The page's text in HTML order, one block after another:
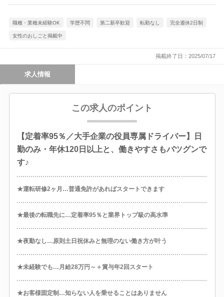
職種・業種未経験OK 学歴不問 第二新卒歓迎 転勤なし 完全週休2日制
女性のおしごと掲載中
掲載終了日：2025/07/17
求人情報
この求人のポイント
【定着率95％／大手企業の役員専属ドライバー】日
勤のみ・年休120日以上と、働きやすさもバツグンで
す♪
★運転研修2ヶ月…普通免許があればスタートできます
★最後の転職先に…定着率95％と業界トップ級の高水準
★夜勤なし…原則土日祝休みと無理のない働き方が叶う
★未経験でも…月給28万円～＋賞与年2回スタート
★お客様固定制…知らない人を乗せることはありません